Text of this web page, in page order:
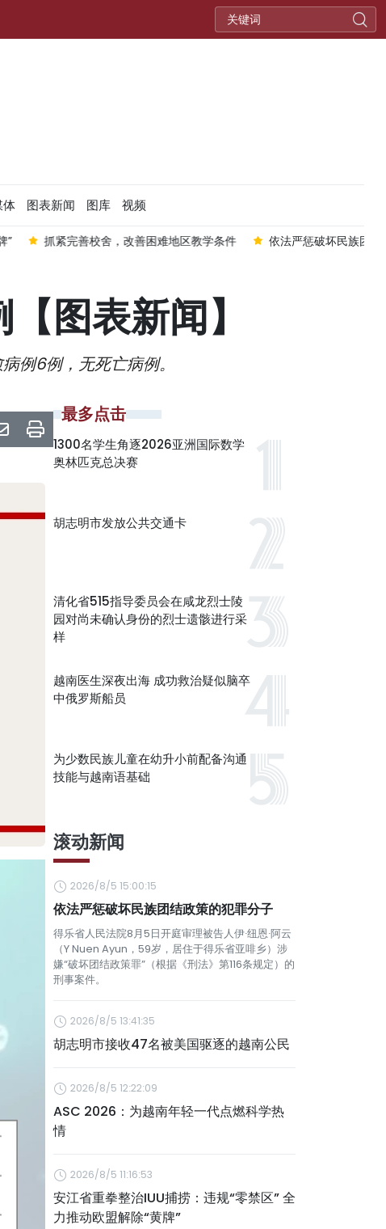
体 图表新闻 图库 视频
舍，改善困难地区教学条件 依法严惩破坏民族团结政策的犯罪分子
图表新闻】
例6例，无死亡病例。
最多点击
1300名学生角逐2026亚洲国际数学
奥林匹克总决赛
胡志明市发放公共交通卡
清化省515指导委员会在咸龙烈士陵
园对尚未确认身份的烈士遗骸进行采
样
越南医生深夜出海 成功救治疑似脑卒
中俄罗斯船员
为少数民族儿童在幼升小前配备沟通
技能与越南语基础
滚动新闻
2026/8/5 15:00:15
依法严惩破坏民族团结政策的犯罪分子
得乐省人民法院8月5日开庭审理被告人伊·纽恩·阿云
（Y Nuen Ayun，59岁，居住于得乐省亚啡乡）涉
嫌“破坏团结政策罪”（根据《刑法》第116条规定）的
刑事案件。
2026/8/5 13:41:35
胡志明市接收47名被美国驱逐的越南公民
2026/8/5 12:22:09
ASC 2026：为越南年轻一代点燃科学热
情
2026/8/5 11:16:53
安江省重拳整治IUU捕捞：违规“零禁区” 全
力推动欧盟解除“黄牌”